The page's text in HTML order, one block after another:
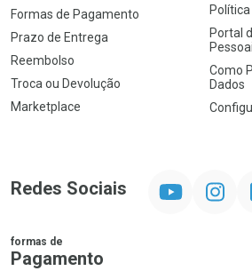
Formas de Pagamento
Prazo de Entrega
Reembolso
Troca ou Devolução
Marketplace
Portal
Como
Dados
Redes Sociais
formas de
Pagamento